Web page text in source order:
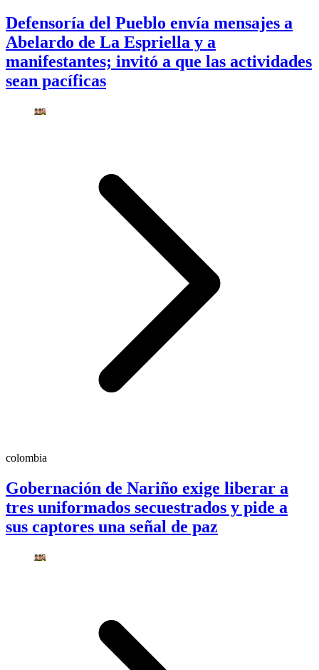
Defensoría del Pueblo envía mensajes a
Abelardo de La Espriella y a
manifestantes; invitó a que las actividades
sean pacíficas
colombia
Gobernación de Nariño exige liberar a
tres uniformados secuestrados y pide a
sus captores una señal de paz